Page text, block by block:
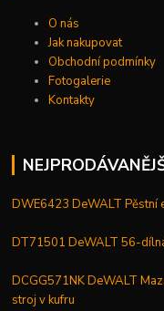
O nás
Jak nakupovat
Obchodní podmínky
Fotogalerie
Kontakty
DWE6423 DeWALT Pěstní
DT71501 DeWALT 56-
DCGG571NK DeWALT
stroj v kufru